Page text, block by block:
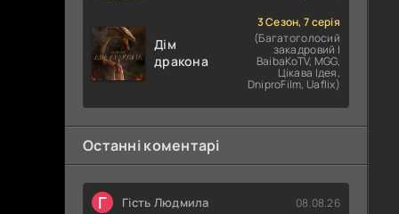
Дім
дракона
3 Сезон, 7 серія
(Багатоголосий
закадровий |
BaibaKoTV, MGG,
Цікава Ідея,
DniproFilm, Uaflix)
Останні коментарі
Г Гість Людмила 08.08.26